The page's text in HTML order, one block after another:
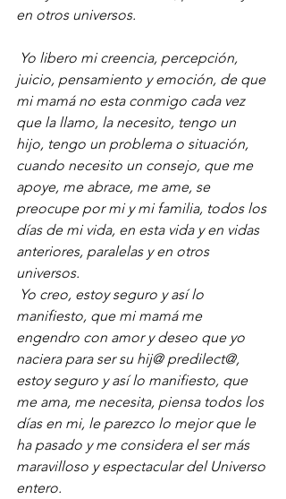
en otros universos.
Yo libero mi creencia, percepción,
juicio, pensamiento y emoción, de que
mi mamá no esta conmigo cada vez
que la llamo, la necesito, tengo un
hijo, tengo un problema o situación,
cuando necesito un consejo, que me
apoye, me abrace, me ame, se
preocupe por mi y mi familia, todos los
días de mi vida, en esta vida y en vidas
anteriores, paralelas y en otros
universos.
Yo creo, estoy seguro y así lo
manifiesto, que mi mamá me
engendro con amor y deseo que yo
naciera para ser su hij@ predilect@,
estoy seguro y así lo manifiesto, que
me ama, me necesita, piensa todos los
días en mi, le parezco lo mejor que le
ha pasado y me considera el ser más
maravilloso y espectacular del Universo
entero.